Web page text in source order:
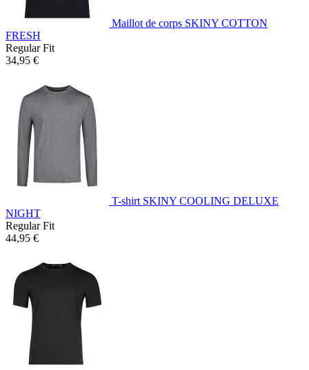
Maillot de corps SKINY COTTON
FRESH
Regular Fit
34,95 €
T-shirt SKINY COOLING DELUXE
NIGHT
Regular Fit
44,95 €